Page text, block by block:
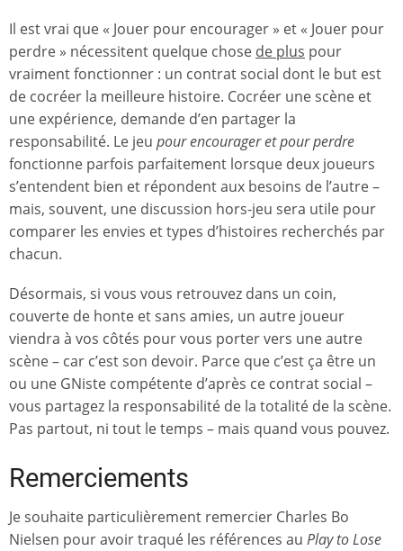
Il est vrai que « Jouer pour encourager » et « Jouer pour
perdre » nécessitent quelque chose de plus pour
vraiment fonctionner : un contrat social dont le but est
de cocréer la meilleure histoire. Cocréer une scène et
une expérience, demande d’en partager la
responsabilité. Le jeu pour encourager et pour perdre
fonctionne parfois parfaitement lorsque deux joueurs
s’entendent bien et répondent aux besoins de l’autre –
mais, souvent, une discussion hors-jeu sera utile pour
comparer les envies et types d’histoires recherchés par
chacun.
Désormais, si vous vous retrouvez dans un coin,
couverte de honte et sans amies, un autre joueur
viendra à vos côtés pour vous porter vers une autre
scène – car c’est son devoir. Parce que c’est ça être un
ou une GNiste compétente d’après ce contrat social –
vous partagez la responsabilité de la totalité de la scène.
Pas partout, ni tout le temps – mais quand vous pouvez.
Remerciements
Je souhaite particulièrement remercier Charles Bo
Nielsen pour avoir traqué les références au Play to Lose